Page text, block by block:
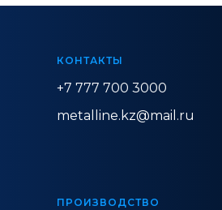
КОНТАКТЫ
+7 777 700 3000
metalline.kz@mail.ru
ПРОИЗВОДСТВО